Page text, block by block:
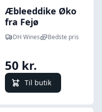
Æbleeddike Øko
fra Fejø
DH Wines Bedste pris
50 kr.
Til butik